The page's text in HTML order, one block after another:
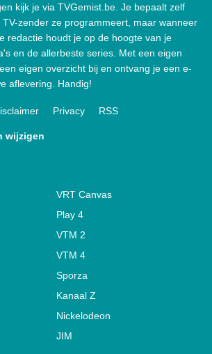
kijk je via TVGemist.be. Je bepaalt zelf
zender ze programmeert, maar wanneer
redactie houdt je op de hoogte van je
en de allerbeste series. Met een eigen
eigen overzicht bij en ontvang je een e-
aflevering. Handig!
Privacy RSS
wijzigen
VRT Canvas
Play 4
VTM 2
VTM 4
Sporza
Kanaal Z
Nickelodeon
JIM